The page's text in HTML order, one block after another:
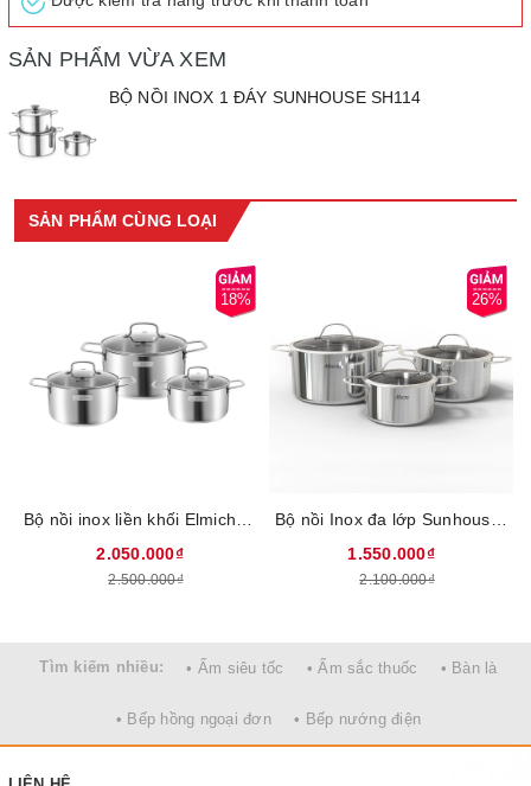
Kiểu dáng hiện đại
Bộ nồi
có kiểu dáng hiện đại với chất liệu inox sáng bóng, quai
Vung kính inox dễ vệ sinh
Bộ nồi inox 1 đáy SUNHOUSE SH114 sử dụng vung inox dễ vệ
sinh, tăng độ bền. Đồng thời, chất liệu này rất hài hòa với phần
SẢN PHẨM VỪA XEM
BỘ NỒI INOX 1 ĐÁY SUNHOUSE SH114
SẢN PHẨM CÙNG LOẠI
18%
2.050.000₫
2.500.000₫
26%
1.550.000₫
2.100.000₫
Tìm kiếm nhiều: • Ấm siêu tốc • Ấm sắc thuốc • Bàn là
• Bếp hồng ngoại đơn • Bếp nướng điện